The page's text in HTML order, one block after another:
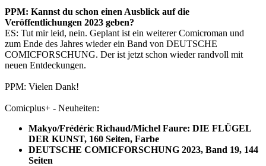
PPM: Kannst du schon einen Ausblick auf die
Veröffentlichungen 2023 geben?
ES: Tut mir leid, nein. Geplant ist ein weiterer Comicroman und
zum Ende des Jahres wieder ein Band von DEUTSCHE
COMICFORSCHUNG. Der ist jetzt schon wieder randvoll mit
neuen Entdeckungen.
PPM: Vielen Dank!
Comicplus+ - Neuheiten:
Makyo/Frédéric Richaud/Michel Faure: DIE FLÜGEL
DER KUNST, 160 Seiten, Farbe
DEUTSCHE COMICFORSCHUNG 2023, Band 19, 144
Seiten